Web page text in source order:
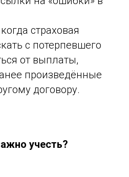
страховая
с потерпевшего
от выплаты,
произведённые
договору.
учесть?